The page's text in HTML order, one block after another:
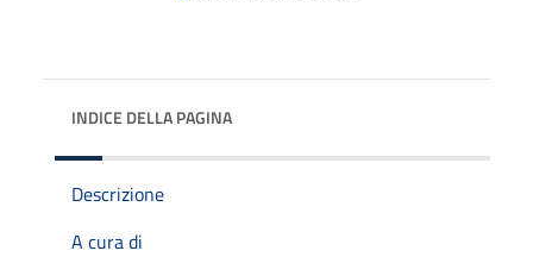
INDICE DELLA PAGINA
Descrizione
A cura di